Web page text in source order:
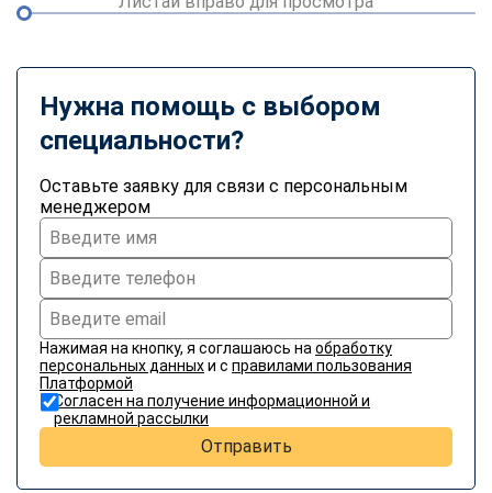
Нужна помощь с выбором
специальности?
Оставьте заявку для связи с персональным
менеджером
Нажимая на кнопку, я соглашаюсь на обработку
персональных данныхи с правилами пользования
Платформой
Согласен на получение информационной и
рекламной рассылки
Отправить